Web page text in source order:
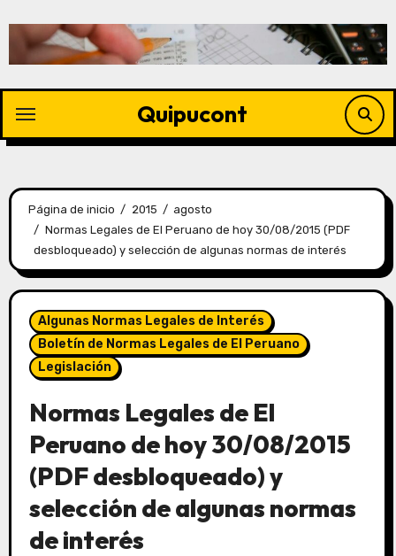
Quipucont
Página de inicio 2015
agosto
Normas Legales de El Peruano de hoy 30/08/2015 (PDF
desbloqueado) y selección de algunas normas de interés
Algunas Normas Legales de Interés
Boletín de Normas Legales de El Peruano
Legislación
Normas Legales de El
Peruano de hoy 30/08/2015
(PDF desbloqueado) y
selección de algunas normas
de interés